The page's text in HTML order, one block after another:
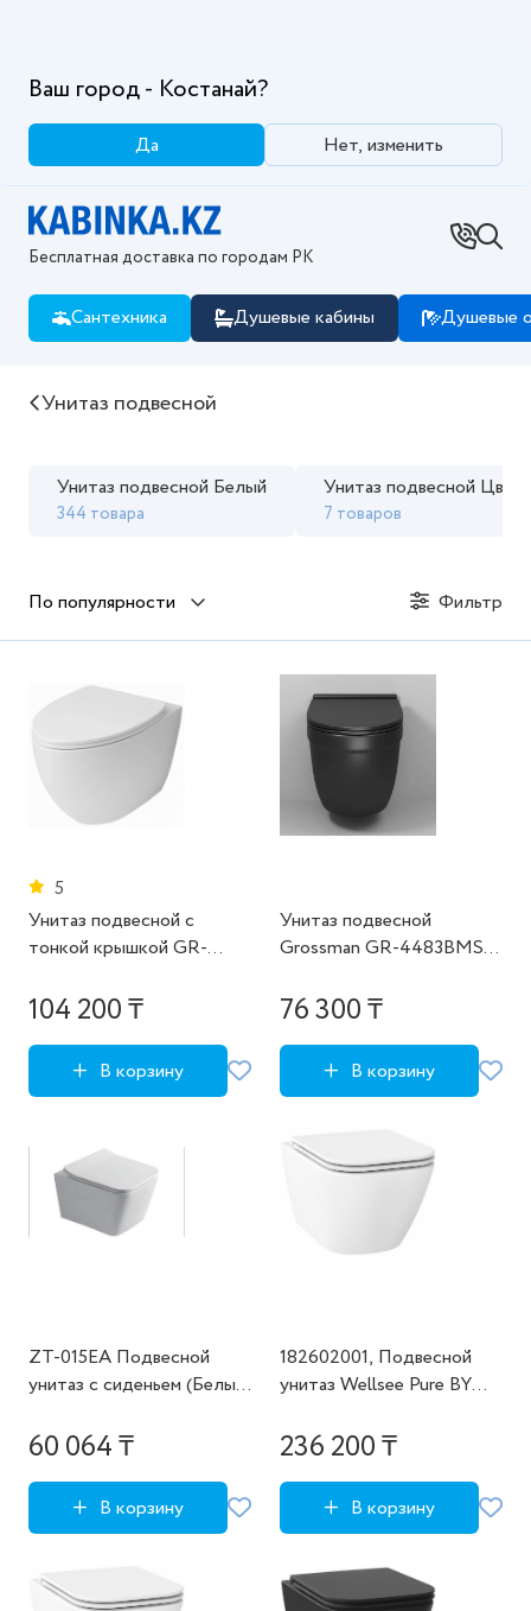
Ваш город - Костанай?
Да Нет, изменить
Бесплатная доставка по городам РК
Сантехника Душевые кабины Душевые
Купить Унитаз подвесной в интернет магазине
Унитаз подвесной
Унитаз подвесной Белый
344 товара
Унитаз подвесной
7 товаров
По популярности Фильтр
5
Унитаз подвесной с
тонкой крышкой GR-
104 200 ₸
В корзину
Унитаз подвесной
Grossman GR-4483BMSQ
безободковый,черный
крышкой,микролифт,смыв
торнадо,1 место
76 300 ₸
В корзину
ZT-015EA Подвесной
унитаз с сиденьем (Белый
60 064 ₸
В корзину
182602001, Подвесной
унитаз Wellsee Pure BY
182602000, 182616000),
236 200 ₸
В корзину